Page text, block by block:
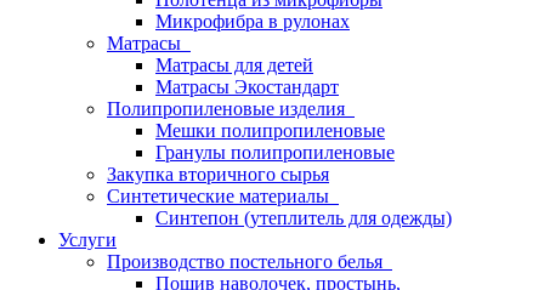
Микрофибра в рулонах
Матрасы
Матрасы для детей
Матрасы Экостандарт
Полипропиленовые изделия
Мешки полипропиленовые
Гранулы полипропиленовые
Закупка вторичного сырья
Синтетические материалы
Синтепон (утеплитель для одежды)
Услуги
Производство постельного белья
Пошив наволочек, простынь,